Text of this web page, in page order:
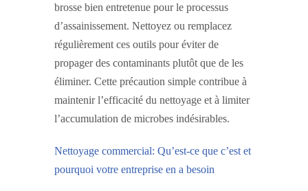
brosse bien entretenue pour le processus
d’assainissement. Nettoyez ou remplacez
régulièrement ces outils pour éviter de
propager des contaminants plutôt que de les
éliminer. Cette précaution simple contribue à
maintenir l’efficacité du nettoyage et à limiter
l’accumulation de microbes indésirables.
Nettoyage commercial: Qu’est-ce que c’est et
pourquoi votre entreprise en a besoin